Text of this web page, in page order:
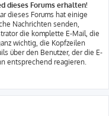
dieses Forums erhalten!
dieses Forums hat einige
Nachrichten senden,
die komplette E-Mail, die
wichtig, die Kopfzeilen
über den Benutzer, der die E-
entsprechend reagieren.